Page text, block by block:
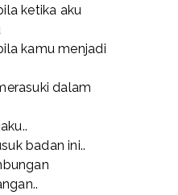
ketika aku
kamu menjadi
dalam
badan ini..